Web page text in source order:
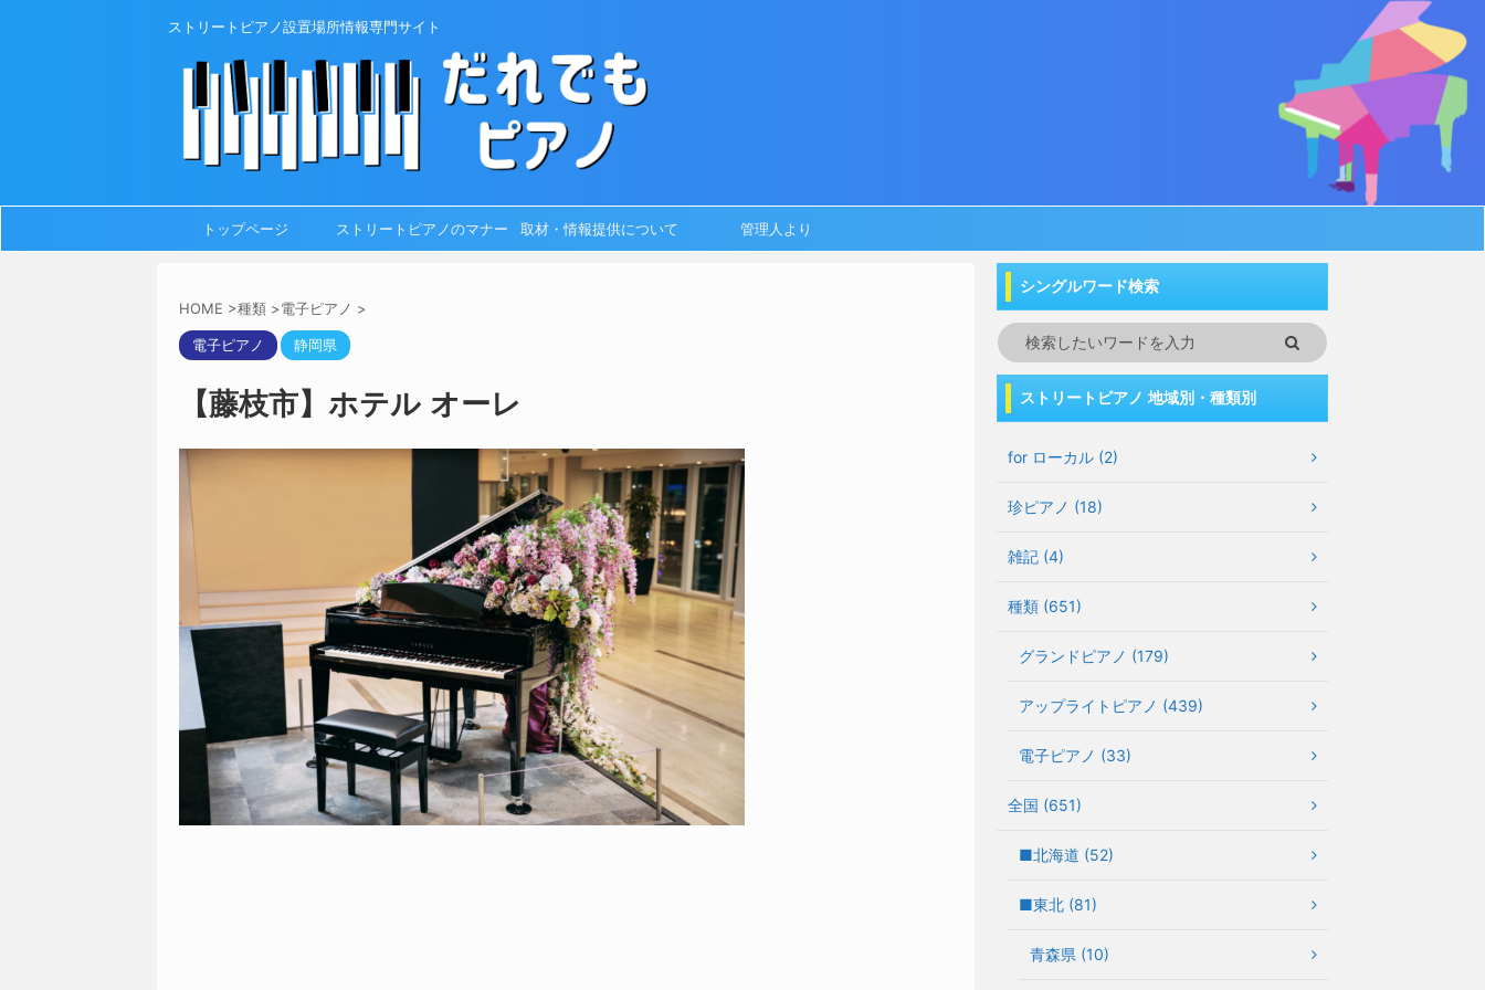
ストリートピアノ設置場所情報専門サイト
トップページ ストリートピアノのマナー 取材・情報提供について 管理人より
HOME >種類 >電子ピアノ >
電子ピアノ 静岡県
【藤枝市】ホテル オーレ
シングルワード検索
ストリートピアノ 地域別・種類別
for ローカル (2)
珍ピアノ (18)
雑記 (4)
種類 (651)
グランドピアノ (179)
アップライトピアノ (439)
電子ピアノ (33)
全国 (651)
■北海道 (52)
■東北 (81)
青森県 (10)